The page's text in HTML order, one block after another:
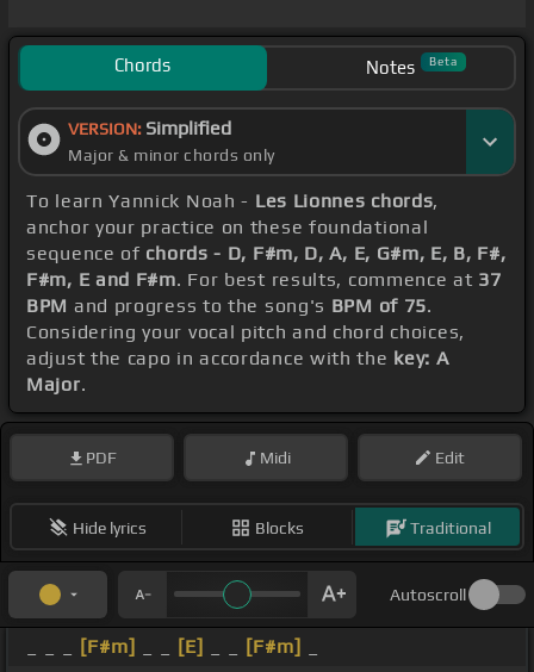
Chords Notes Beta
VERSION: Simplified
Major & minor chords only
To learn Yannick Noah - Les Lionnes chords,
anchor your practice on these foundational
sequence of chords - D, F#m, D, A, E, G#m, E, B, F#,
F#m, E and F#m. For best results, commence at 37
BPM and progress to the song's BPM of 75.
Considering your vocal pitch and chord choices,
adjust the capo in accordance with the key: A
Major.
PDF Midi Edit
Hide lyrics Blocks Traditional
Autoscroll
[F#m] [E] [F#m]